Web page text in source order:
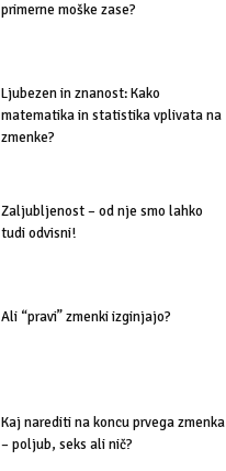
primerne moške zase?
Ljubezen in znanost: Kako
matematika in statistika vplivata na
zmenke?
Zaljubljenost – od nje smo lahko
tudi odvisni!
Ali “pravi” zmenki izginjajo?
Kaj narediti na koncu prvega zmenka
– poljub, seks ali nič?